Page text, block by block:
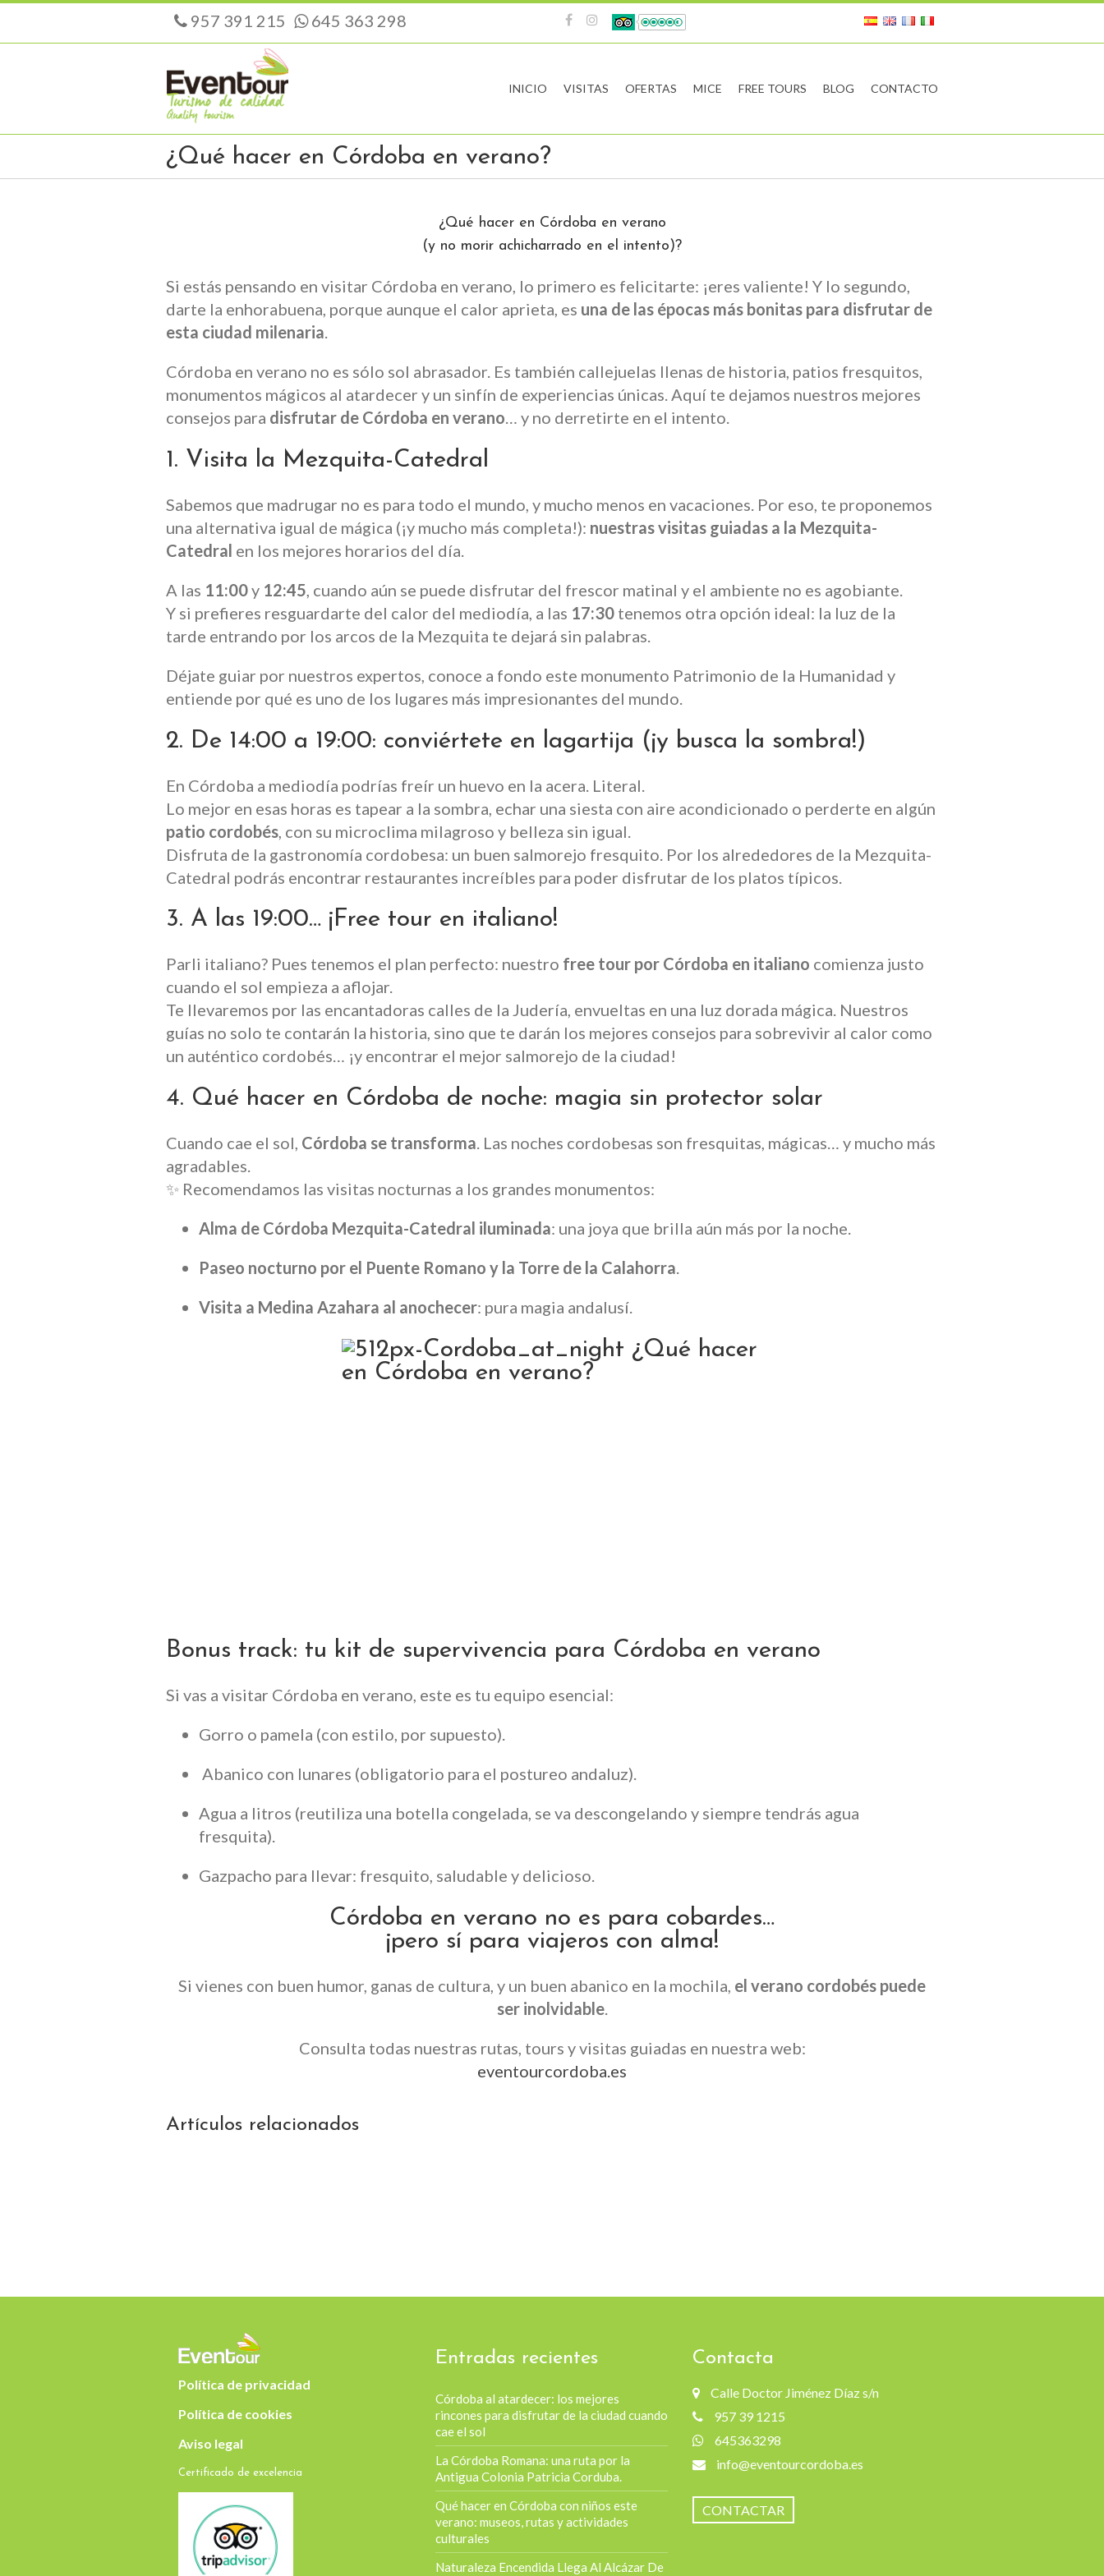
957 391 215 645 363 298
INICIO VISITAS OFERTAS MICE FREE TOURS BLOG CONTACTO
¿Qué hacer en Córdoba en verano?
¿Qué hacer en Córdoba en verano
(y no morir achicharrado en el intento)?
Si estás pensando en visitar Córdoba en verano, lo primero es felicitarte: ¡eres valiente! Y lo segundo,
darte la enhorabuena, porque aunque el calor aprieta, es una de las épocas más bonitas para disfrutar de
esta ciudad milenaria.
Córdoba en verano no es sólo sol abrasador. Es también callejuelas llenas de historia, patios fresquitos,
monumentos mágicos al atardecer y un sinfín de experiencias únicas. Aquí te dejamos nuestros mejores
consejos para disfrutar de Córdoba en verano… y no derretirte en el intento.
1. Visita la Mezquita-Catedral
Sabemos que madrugar no es para todo el mundo, y mucho menos en vacaciones. Por eso, te proponemos
una alternativa igual de mágica (¡y mucho más completa!): nuestras visitas guiadas a la Mezquita-
Catedral en los mejores horarios del día.
A las 11:00y 12:45 , cuando aún se puede disfrutar del frescor matinal y el ambiente no es agobiante.
Y si prefieres resguardarte del calor del mediodía, a las 17:30 tenemos otra opción ideal: la luz de la
tarde entrando por los arcos de la Mezquita te dejará sin palabras.
Déjate guiar por nuestros expertos, conoce a fondo este monumento Patrimonio de la Humanidad y
entiende por qué es uno de los lugares más impresionantes del mundo.
2. De 14:00 a 19:00: conviértete en lagartija (¡y busca la sombra!)
En Córdoba a mediodía podrías freír un huevo en la acera. Literal.
Lo mejor en esas horas es tapear a la sombra, echar una siesta con aire acondicionado o perderte en algún
patio cordobés , con su microclima milagroso y belleza sin igual.
Disfruta de la gastronomía cordobesa: un buen salmorejo fresquito. Por los alrededores de la Mezquita-
Catedral podrás encontrar restaurantes increíbles para poder disfrutar de los platos típicos.
3. A las 19:00… ¡Free tour en italiano!
Parli italiano? Pues tenemos el plan perfecto: nuestro free tour por Córdoba en italiano comienza justo
cuando el sol empieza a aflojar.
Te llevaremos por las encantadoras calles de la Judería, envueltas en una luz dorada mágica. Nuestros
guías no solo te contarán la historia, sino que te darán los mejores consejos para sobrevivir al calor como
un auténtico cordobés… ¡y encontrar el mejor salmorejo de la ciudad!
4. Qué hacer en Córdoba de noche: magia sin protector solar
Cuando cae el sol, Córdoba se transforma. Las noches cordobesas son fresquitas, mágicas… y mucho más
agradables.
✨ Recomendamos las visitas nocturnas a los grandes monumentos:
Alma de Córdoba Mezquita-Catedral iluminada: una joya que brilla aún más por la noche.
Paseo nocturno por el Puente Romano y la Torre de la Calahorra.
Visita a Medina Azahara al anochecer: pura magia andalusí.
Bonus track: tu kit de supervivencia para Córdoba en verano
Si vas a visitar Córdoba en verano, este es tu equipo esencial:
Gorro o pamela (con estilo, por supuesto).
️ Abanico con lunares (obligatorio para el postureo andaluz).
Agua a litros (reutiliza una botella congelada, se va descongelando y siempre tendrás agua
fresquita).
Gazpacho para llevar: fresquito, saludable y delicioso.
Córdoba en verano no es para cobardes…
¡pero sí para viajeros con alma!
Si vienes con buen humor, ganas de cultura, y un buen abanico en la mochila, el verano cordobés puede
ser inolvidable.
Consulta todas nuestras rutas, tours y visitas guiadas en nuestra web:
eventourcordoba.es
Artículos relacionados
Política de privacidad
Política de cookies
Aviso legal
Certificado de excelencia
Entradas recientes
Córdoba al atardecer: los mejores
rincones para disfrutar de la ciudad cuando
cae el sol
La Córdoba Romana: una ruta por la
Antigua Colonia Patricia Corduba.
Qué hacer en Córdoba con niños este
verano: museos, rutas y actividades
culturales
Naturaleza Encendida Llega Al Alcázar De
Contacta
Calle Doctor Jiménez Díaz s/n
957 39 1215
645363298
info@eventourcordoba.es
CONTACTAR